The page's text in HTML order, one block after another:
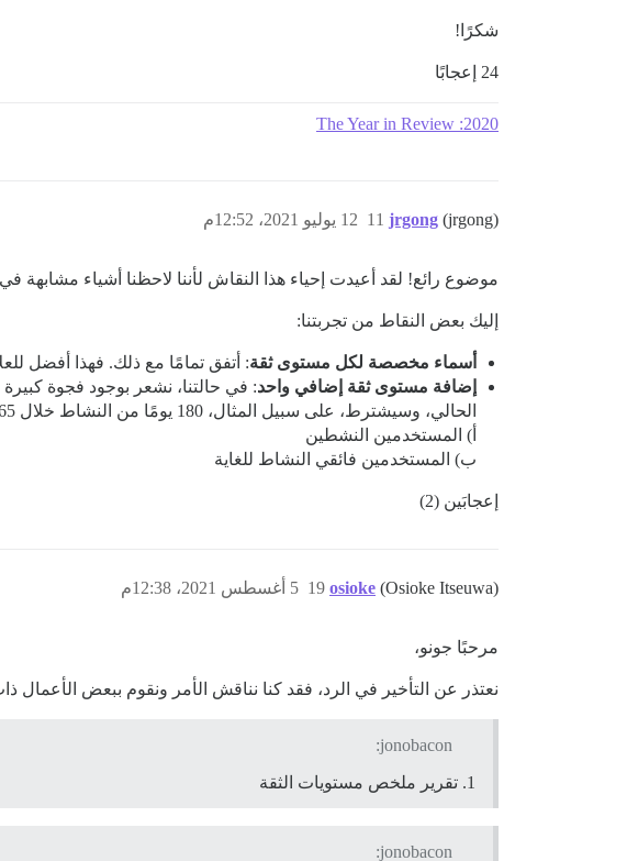
شكرًا!
24 إعجابًا
2020: The Year in Review
jrgong (jrgong) 12 يوليو 2021، 12:52م 11
موضوع رائع! لقد أعيدت إحياء هذا النقاش لأننا لاحظنا أشياء مشابهة في
إليك بعض النقاط من تجربتنا:
أسماء مخصصة لكل مستوى ثقة: أتفق تمامًا مع ذلك. فهذا أفضل
إضافة مستوى ثقة إضافي واحد
الحالي، وسيشترط، على سبيل المثال، 180 يومًا من النشاط خلال 365 يومًا. الفكرة هي وجود مستويين منفصلين يجب الحفاظ عليهما من خلال النشاط لكل من:
أ) المستخدمين النشطين
ب) المستخدمين فائقي النشاط للغاية
إعجابَين (2)
osioke (Osioke Itseuwa) 5 أغسطس 2021، 12:38م 19
مرحبًا جونو،
نعتذر عن التأخير في الرد، فقد كنا نناقش الأمر ونقوم ببعض
jonobacon:
تقرير ملخص مستويات الثقة
jonobacon: